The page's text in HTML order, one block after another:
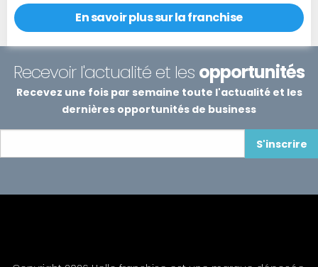
En savoir plus sur la franchise
Recevoir l'actualité et les opportunités
Recevez une fois par semaine toute l'actualité et les
dernières opportunités de business
S'inscrire